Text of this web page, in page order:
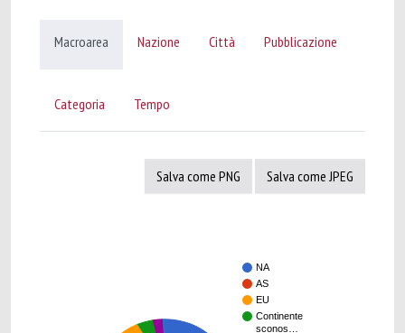
Macroarea Nazione Città Pubblicazione
Categoria Tempo
Salva come PNG Salva come JPEG
NA
AS
EU
Continente
sconos…